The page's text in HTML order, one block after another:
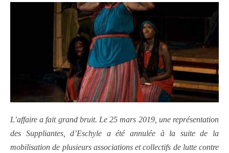
L’affaire a fait grand bruit. Le 25 mars 2019, une représentation
des Suppliantes, d’Eschyle a été annulée à la suite de la
mobilisation de plusieurs associations et collectifs de lutte contre